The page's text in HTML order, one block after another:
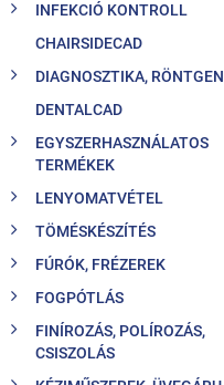
INFEKCIÓ KONTROLL
CHAIRSIDECAD
DIAGNOSZTIKA, RÖNTGEN
DENTALCAD
EGYSZERHASZNÁLATOS
TERMÉKEK
LENYOMATVÉTEL
TÖMÉSKÉSZÍTÉS
FÚRÓK, FRÉZEREK
FOGPÓTLÁS
FINÍROZÁS, POLÍROZÁS,
CSISZOLÁS